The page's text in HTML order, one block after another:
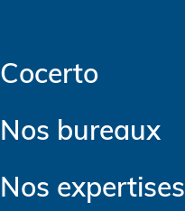
Cocerto
Nos bureaux
Nos expertises